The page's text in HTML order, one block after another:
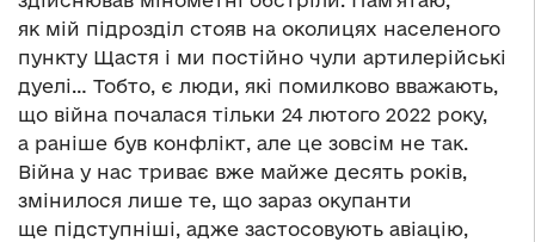
як мій підрозділ стояв на околицях населеного
пункту Щастя і ми постійно чули артилерійські
дуелі… Тобто, є люди, які помилково вважають,
що війна почалася тільки 24 лютого 2022 року,
а раніше був конфлікт, але це зовсім не так.
Війна у нас триває вже майже десять років,
змінилося лише те, що зараз окупанти
ще підступніші, адже застосовують авіацію,